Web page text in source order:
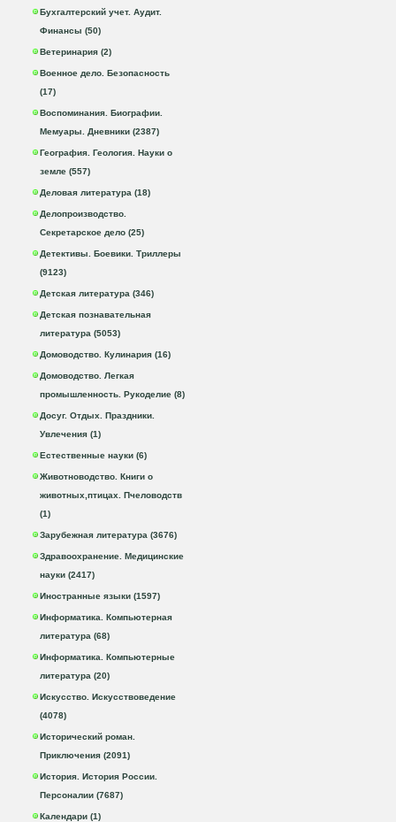
Бухгалтерский учет. Аудит.
Финансы (50)
Ветеринария (2)
Военное дело. Безопасность
(17)
Воспоминания. Биографии.
Мемуары. Дневники (2387)
География. Геология. Науки о
земле (557)
Деловая литература (18)
Делопроизводство.
Секретарское дело (25)
Детективы. Боевики. Триллеры
(9123)
Детская литература (346)
Детская познавательная
литература (5053)
Домоводство. Кулинария (16)
Домоводство. Легкая
промышленность. Рукоделие (8)
Досуг. Отдых. Праздники.
Увлечения (1)
Естественные науки (6)
Животноводство. Книги о
животных,птицах. Пчеловодств
(1)
Зарубежная литература (3676)
Здравоохранение. Медицинские
науки (2417)
Иностранные языки (1597)
Информатика. Компьютерная
литература (68)
Информатика. Компьютерные
литература (20)
Искусство. Искусствоведение
(4078)
Исторический роман.
Приключения (2091)
История. История России.
Персоналии (7687)
Календари (1)